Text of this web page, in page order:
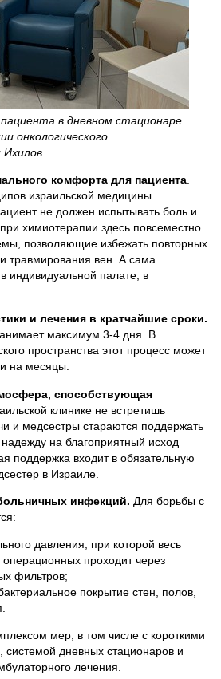
в дневном стационаре
онкологического
комфорта для пациента
израильской медицины
не должен испытывать боль и
химиотерапии здесь повсеместно
позволяющие избежать повторных
травмирования вен. А сама
индивидуальной палате, в
и лечения в кратчайшие сроки.
максимум 3-4 дня. В
пространства этот процесс может
на месяцы.
способствующая
клинике не встретишь
и медсестры стараются поддержать
на благоприятный исход
поддержка входит в обязательную
в Израиле.
инфекций. Для борьбы с
давления, при которой весь
операционных проходит через
фильтров;
покрытие стен, полов,
мер, в том числе с короткими
системой дневных стационаров и
лечения.